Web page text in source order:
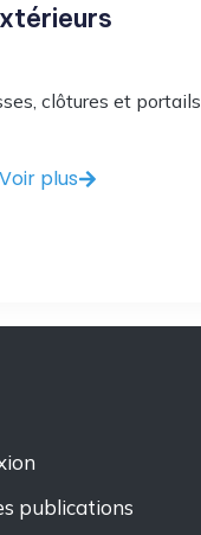
clôtures et portails
Voir plus
publications